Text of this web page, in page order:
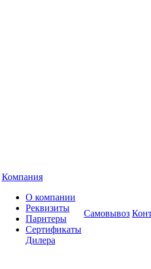
Компания
О компании
Реквизиты
Парнтеры
Сертификаты
Дилера
Самовывоз